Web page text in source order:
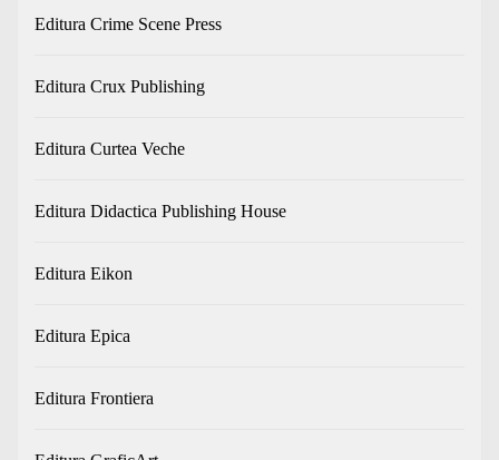
Editura Crime Scene Press
Editura Crux Publishing
Editura Curtea Veche
Editura Didactica Publishing House
Editura Eikon
Editura Epica
Editura Frontiera